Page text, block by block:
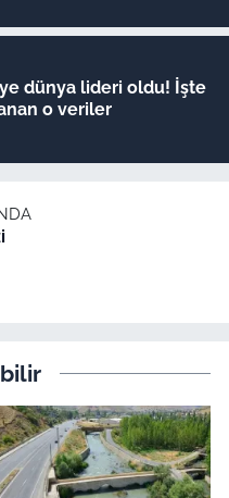
dünya lideri oldu! İşte
o veriler